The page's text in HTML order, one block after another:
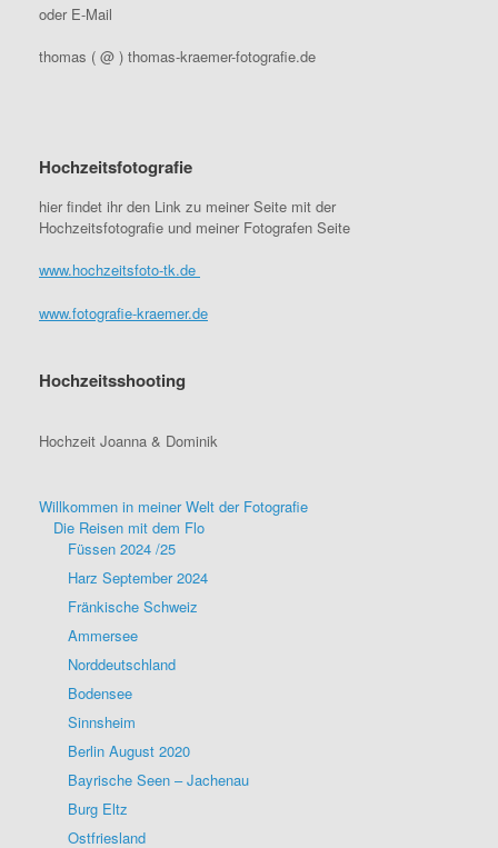
oder E-Mail
thomas ( @ ) thomas-kraemer-fotografie.de
Hochzeitsfotografie
hier findet ihr den Link zu meiner Seite mit der
Hochzeitsfotografie und meiner Fotografen Seite
www.hochzeitsfoto-tk.de
www.fotografie-kraemer.de
Hochzeitsshooting
Hochzeit Joanna & Dominik
Willkommen in meiner Welt der Fotografie
Die Reisen mit dem Flo
Füssen 2024 /25
Harz September 2024
Fränkische Schweiz
Ammersee
Norddeutschland
Bodensee
Sinnsheim
Berlin August 2020
Bayrische Seen – Jachenau
Burg Eltz
Ostfriesland